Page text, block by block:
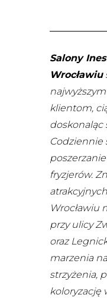
Salony Ines
Wrocławiu
klientom,
doskonaląc
Codziennie
fryzjerów.
Wrocławiu
przy ulicy
oraz
marzenia
strzyżenia,
koloryzację